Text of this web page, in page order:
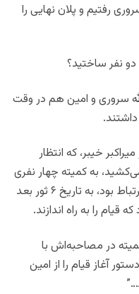
رفتیم و پلان نهایی را
دو نفر ساختید؟
سروری و امین هم در وقت
خیبر، که انتظار
به کمیته چهار نفری
کادرهای ملکی جناح خلق که با وی در ارتباط بود، به تاریخ ۶ ثور بعد
قیام را به راه اندازند.
در مصاحبه‌اش با
سال ۲۰۰۵ گفت: “دستور آغاز قیام را از امین